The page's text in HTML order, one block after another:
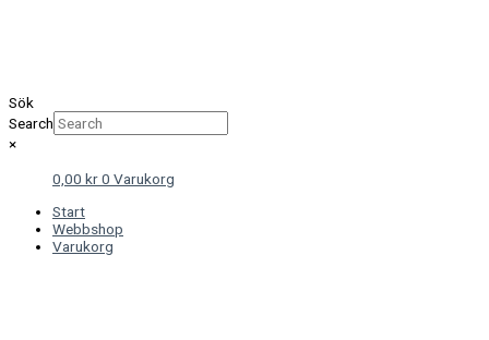
Sök
Search
×
0,00 kr0 Varukorg
Start
Webbshop
Varukorg